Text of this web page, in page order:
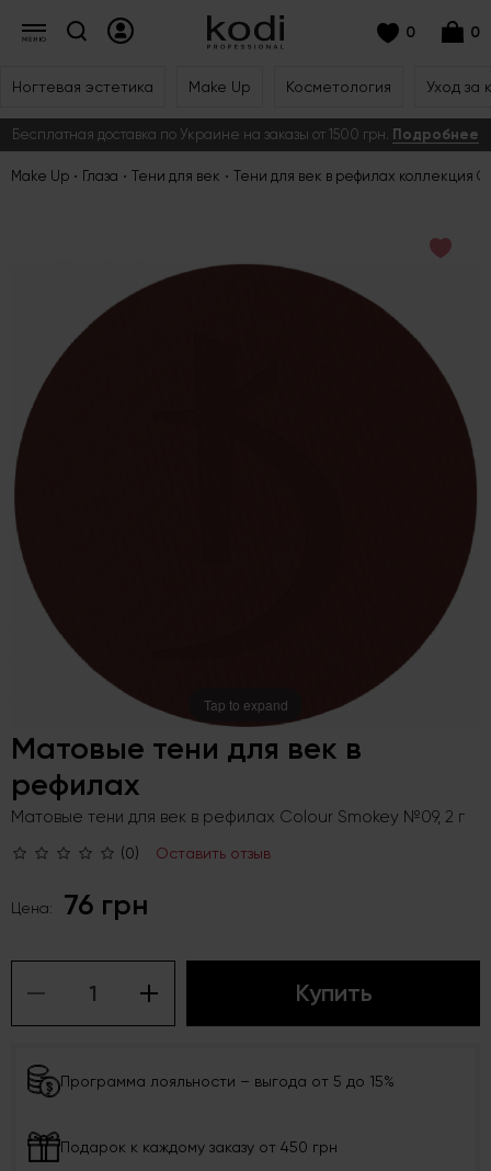
0 0
Ногтевая эстетика Make Up Косметология Уход за
Бесплатная доставка по Украине на заказы от 1500 грн. Подробнее
Make Up Глаза Тени для век Тени для век в рефилах коллекция
Tap to expand
Матовые тени для век в
рефилах
Матовые тени для век в рефилах Colour Smokey №09, 2 г
(0) Оставить отзыв
Цена: 76 грн
Купить
Программа лояльности – выгода от 5 до 15%
Подарок к каждому заказу от 450 грн